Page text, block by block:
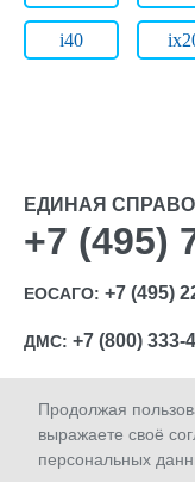
i40
Продолжая
выражаете своё
персональных
ЕДИНАЯ
+7 (495)
ЕОСАГО: +7 (495)
ДМС: +7 (800) 333-